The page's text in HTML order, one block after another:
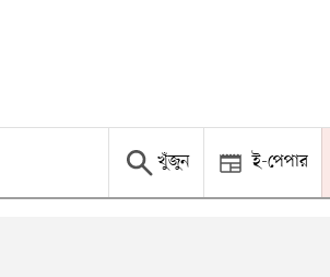
খুঁজুন ই-পেপার